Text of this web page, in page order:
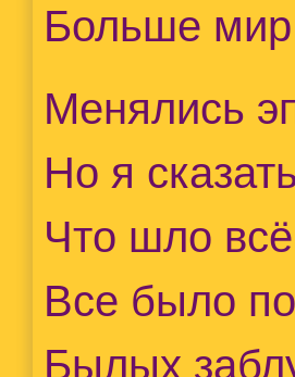
Больше
Менялись
Но я
Что шло
Все было
Былых